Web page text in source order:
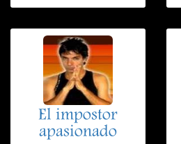
El impostor
apasionado